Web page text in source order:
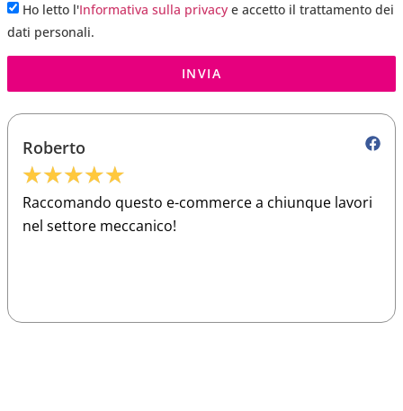
Ho letto l'Informativa sulla privacy e accetto il trattamento dei
dati personali.
INVIA
Roberto
★★★★★
Raccomando questo e-commerce a chiunque lavori
nel settore meccanico!